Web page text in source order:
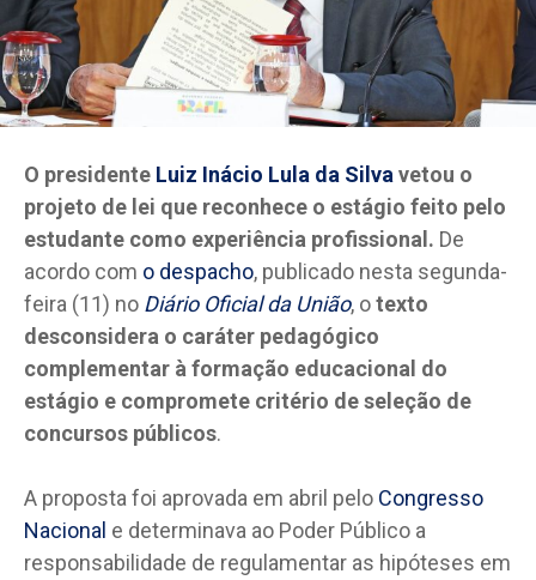
O presidente Luiz Inácio Lula da Silva vetou o
projeto de lei que reconhece o estágio feito pelo
estudante como experiência profissional. De
acordo com o despacho, publicado nesta segunda-
feira (11) no Diário Oficial da União, otexto
desconsidera o caráter pedagógico
complementar à formação educacional do
estágio e compromete critério de seleção de
concursos públicos.
A proposta foi aprovada em abril pelo Congresso
Nacional e determinava ao Poder Público a
responsabilidade de regulamentar as hipóteses em